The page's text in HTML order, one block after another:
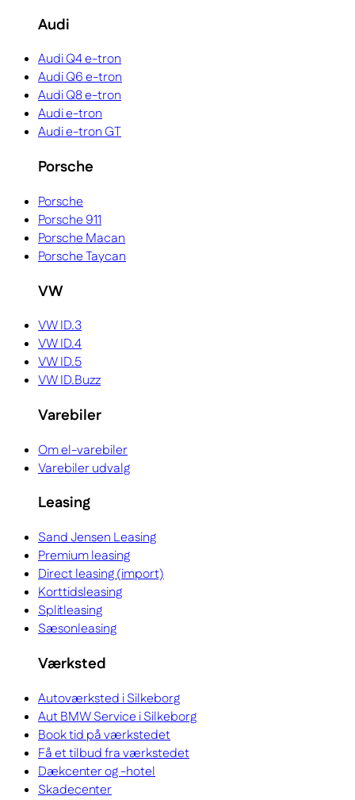
Audi
Audi Q4 e-tron
Audi Q6 e-tron
Audi Q8 e-tron
Audi e-tron
Audi e-tron GT
Porsche
Porsche
Porsche 911
Porsche Macan
Porsche Taycan
VW
VW ID.3
VW ID.4
VW ID.5
VW ID.Buzz
Varebiler
Om el-varebiler
Varebiler udvalg
Leasing
Sand Jensen Leasing
Premium leasing
Direct leasing (import)
Korttidsleasing
Splitleasing
Sæsonleasing
Værksted
Autoværksted i Silkeborg
Aut BMW Service i Silkeborg
Book tid på værkstedet
Få et tilbud fra værkstedet
Dækcenter og -hotel
Skadecenter